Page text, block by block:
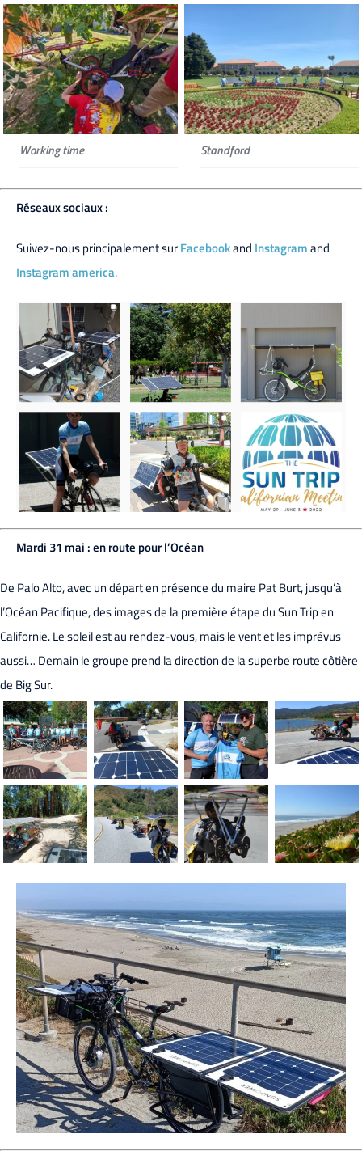
Working time Standford
Réseaux sociaux :
Suivez-nous principalement surFacebookand Instagramand
Instagram america.
Mardi 31 mai : en route pour l’Océan
De Palo Alto, avec un départ en présence du maire Pat Burt, jusqu’à
l’Océan Pacifique, des images de la première étape du Sun Trip en
Californie. Le soleil est au rendez-vous, mais le vent et les imprévus
aussi… Demain le groupe prend la direction de la superbe route côtière
de Big Sur.